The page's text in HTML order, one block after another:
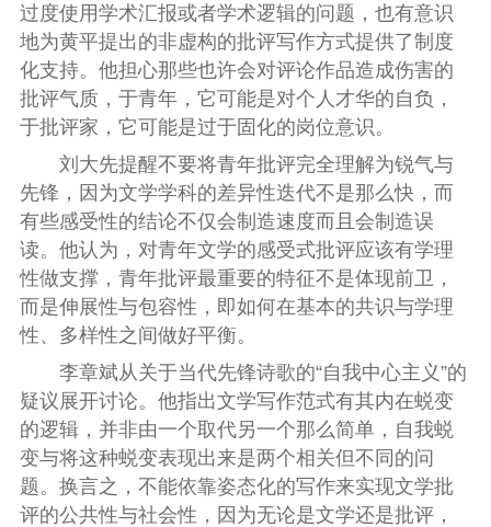
过度使用学术汇报或者学术逻辑的问题，也有意识
地为黄平提出的非虚构的批评写作方式提供了制度
化支持。他担心那些也许会对评论作品造成伤害的
批评气质，于青年，它可能是对个人才华的自负，
于批评家，它可能是过于固化的岗位意识。
刘大先提醒不要将青年批评完全理解为锐气与
先锋，因为文学学科的差异性迭代不是那么快，而
有些感受性的结论不仅会制造速度而且会制造误
读。他认为，对青年文学的感受式批评应该有学理
性做支撑，青年批评最重要的特征不是体现前卫，
而是伸展性与包容性，即如何在基本的共识与学理
性、多样性之间做好平衡。
李章斌从关于当代先锋诗歌的“自我中心主义”的
疑议展开讨论。他指出文学写作范式有其内在蜕变
的逻辑，并非由一个取代另一个那么简单，自我蜕
变与将这种蜕变表现出来是两个相关但不同的问
题。换言之，不能依靠姿态化的写作来实现文学批
评的公共性与社会性，因为无论是文学还是批评，